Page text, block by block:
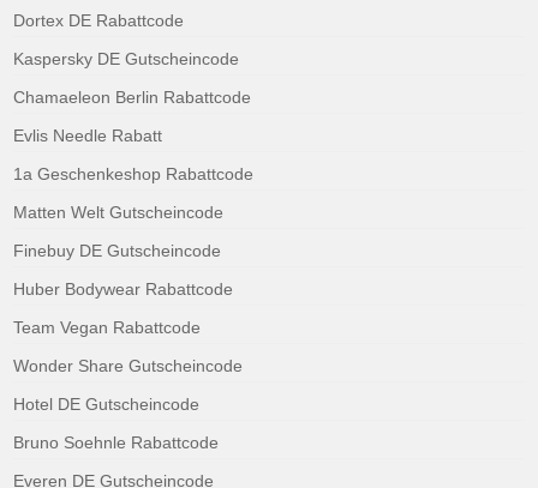
Dortex DE Rabattcode
Kaspersky DE Gutscheincode
Chamaeleon Berlin Rabattcode
Evlis Needle Rabatt
1a Geschenkeshop Rabattcode
Matten Welt Gutscheincode
Finebuy DE Gutscheincode
Huber Bodywear Rabattcode
Team Vegan Rabattcode
Wonder Share Gutscheincode
Hotel DE Gutscheincode
Bruno Soehnle Rabattcode
Everen DE Gutscheincode